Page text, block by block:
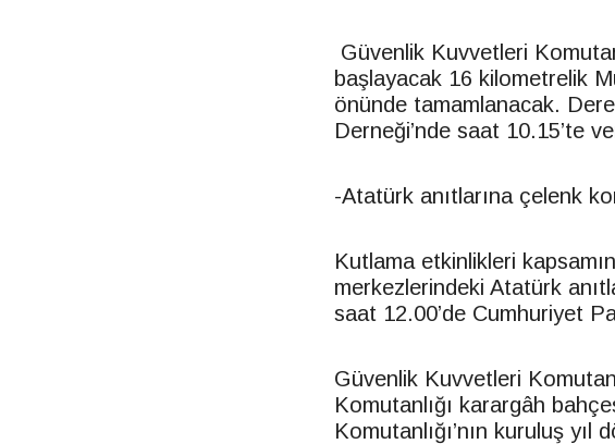
Güvenlik Kuvvetleri
başlayacak 16 kilometrelik
önünde tamamlanacak.
Derneği’nde saat 10.15’te
-Atatürk anıtlarına çelenk
Kutlama etkinlikleri
merkezlerindeki Atatürk
saat 12.00’de Cumhuriyet
Güvenlik Kuvvetleri
Komutanlığı karargâh
Komutanlığı’nın kuruluş